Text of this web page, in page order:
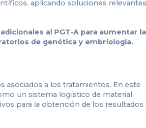
aplicando soluciones relevantes
al PGT-A para aumentar la
de genética y embriología.
asociados a los tratamientos. En este
un sistema logístico de material
para la obtención de los resultados